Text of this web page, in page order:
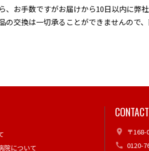
お手数ですがお届けから10日以内に
交換は一切承ることができませんので
院について
〒
0120-